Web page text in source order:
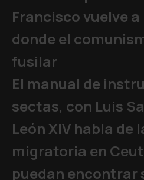
Francisco vuelve
donde el
fusilar
El manual de
sectas, con Luis
León XIV habla de
migratoria en
puedan encontrar